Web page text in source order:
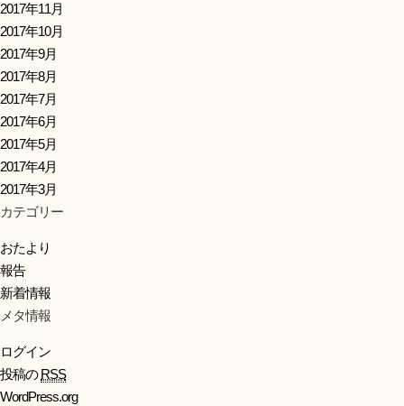
2017年11月
2017年10月
2017年9月
2017年8月
2017年7月
2017年6月
2017年5月
2017年4月
2017年3月
カテゴリー
おたより
報告
新着情報
メタ情報
ログイン
投稿のRSS
WordPress.org